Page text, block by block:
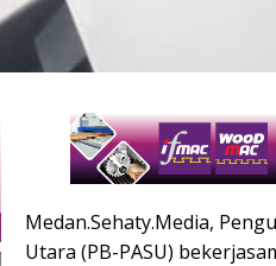
Medan.Sehaty.Media,
Utara (PB-PASU)